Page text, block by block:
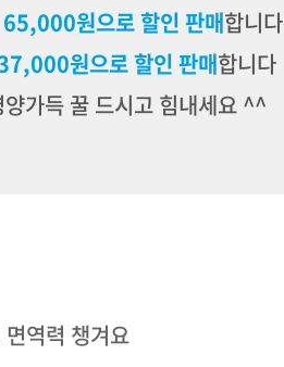
000원으로 할인 판매합니다
원으로 할인 판매합니다
가득 꿀 드시고 힘내세요 ^^
역력 챙겨요